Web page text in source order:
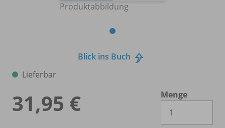
Produktabbildung
Blick ins Buch
Lieferbar
31,95 €
Menge